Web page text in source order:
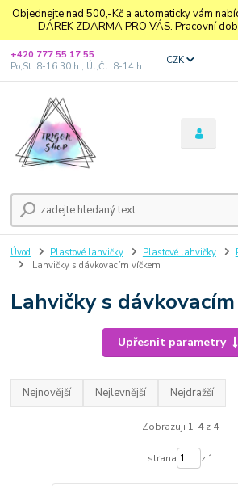
Objednejte nad 500,-Kč a automaticky vám
DÁREK ZDARMA PRO VÁS. Pracovní
CZK
+420 777 55 17 55
Po,St: 8-16.30 h., Út,Čt: 8-14 h.
Úvod Plastové lahvičky Plastové lahvičky
Lahvičky s dávkovacím víčkem
Lahvičky s
Upřesnit parametry
Nejnovější Nejlevnější Nejdražší
Zobrazuji 1-4 z 4
strana z 1